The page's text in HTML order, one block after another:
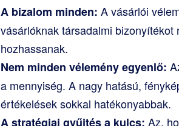
A bizalom minden: A vásárlói
vásárlóknak társadalmi
hozhassanak.
Nem minden vélemény egyenlő:
a mennyiség. A nagy hatású,
értékelések sokkal hatékonyabbak.
A stratégiai gyűjtés a kulcs: Az,